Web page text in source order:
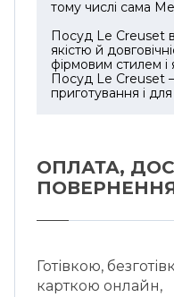
тому числі сама
Посуд Le Creuset
якістю й
фірмовим стилем і
Посуд Le Creuset
приготування і
ОПЛАТА,
Готівкою,
карткою онлайн,